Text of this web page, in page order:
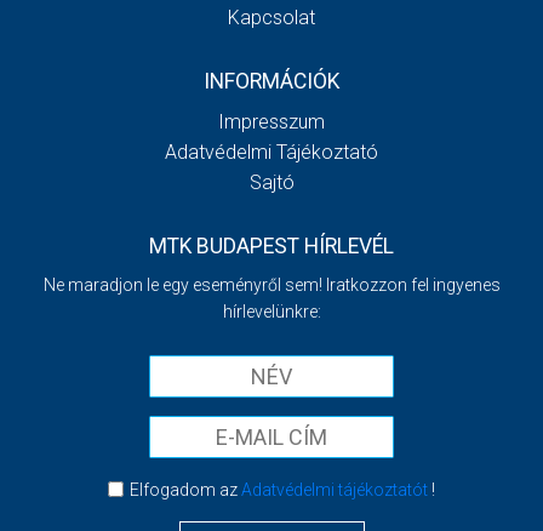
Kapcsolat
INFORMÁCIÓK
Impresszum
Adatvédelmi Tájékoztató
Sajtó
MTK BUDAPEST HÍRLEVÉL
Ne maradjon le egy eseményről sem! Iratkozzon fel ingyenes
hírlevelünkre:
Elfogadom azAdatvédelmi tájékoztatót!